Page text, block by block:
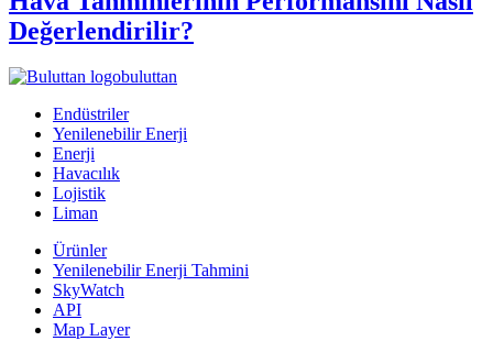
Değerlendirilir?
buluttan
Endüstriler
Yenilenebilir Enerji
Enerji
Havacılık
Lojistik
Liman
Ürünler
Yenilenebilir Enerji Tahmini
SkyWatch
API
Map Layer